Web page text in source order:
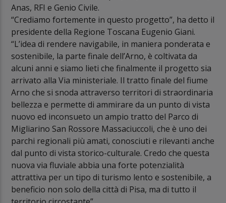
Anas, RFI e Genio Civile.
“Crediamo fortemente in questo progetto”, ha detto il
presidente della Regione Toscana Eugenio Giani.
“L’idea di rendere navigabile, in maniera ponderata e
sostenibile, la parte finale dell’Arno, è coltivata da
alcuni anni e siamo lieti che finalmente il progetto sia
arrivato alla Via ministeriale. Il tratto finale del fiume
Arno che si snoda attraverso territori di straordinaria
bellezza e permette di ammirare da un punto di vista
nuovo ed inconsueto un ampio tratto del Parco di
Migliarino San Rossore Massaciuccoli, che è uno dei
parchi regionali più amati, conosciuti e rilevanti anche
dal punto di vista storico-culturale. Credo che questa
nuova via fluviale abbia una forte potenzialità
attrattiva per un tipo di turismo lento e sostenibile, a
beneficio non solo della città di Pisa, ma di tutto il